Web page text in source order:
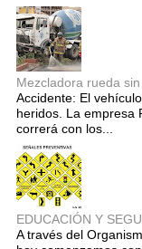
Mezcladora rueda
Accidente: El
heridos. La empresa
correrá con los...
EDUCACIÓN Y
A través del